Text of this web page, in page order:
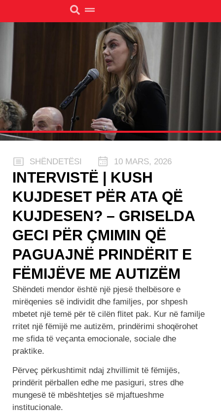
SHËNDETËSI 10 MARS, 2026
INTERVISTË | KUSH
KUJDESET PËR ATA QË
KUJDESEN? – GRISELDA
GECI PËR ÇMIMIN QË
PAGUAJNË PRINDËRIT E
FËMIJËVE ME AUTIZËM
Shëndeti mendor është një pjesë thelbësore e
mirëqenies së individit dhe familjes, por shpesh
mbetet një temë për të cilën flitet pak. Kur në familje
rritet një fëmijë me autizëm, prindërimi shoqërohet
me sfida të veçanta emocionale, sociale dhe
praktike.
Përveç përkushtimit ndaj zhvillimit të fëmijës,
prindërit përballen edhe me pasiguri, stres dhe
mungesë të mbështetjes së mjaftueshme
institucionale.